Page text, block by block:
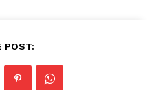
POST: